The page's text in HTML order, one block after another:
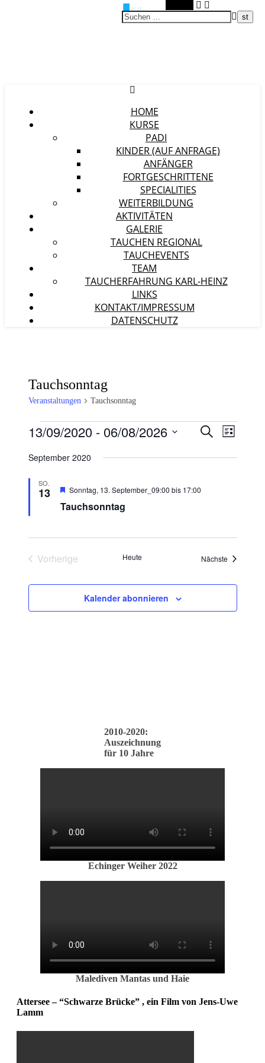
HOME
KURSE
PADI
KINDER (AUF ANFRAGE)
ANFÄNGER
FORTGESCHRITTENE
SPECIALITIES
WEITERBILDUNG
AKTIVITÄTEN
GALERIE
TAUCHEN REGIONAL
TAUCHEVENTS
TEAM
TAUCHERFAHRUNG KARL-HEINZ
LINKS
KONTAKT/IMPRESSUM
DATENSCHUTZ
Tauchsonntag
Veranstaltungen Tauchsonntag
Veranstaltungen
und
Navigation
Suche
Liste
13/09/2020 - 06/08/2026
wählen.
September 2020
SO.
13
Tauchsonntag
Hervorgehoben
Sonntag, 13. September_09:00 bis 17:00
Vorherige
Heute Nächste
Kalender abonnieren
2010-2020:
Auszeichnung
für 10 Jahre
Echinger Weiher 2022
Malediven Mantas und Haie
Attersee – “Schwarze Brücke” , ein Film von Jens-Uwe
Lamm